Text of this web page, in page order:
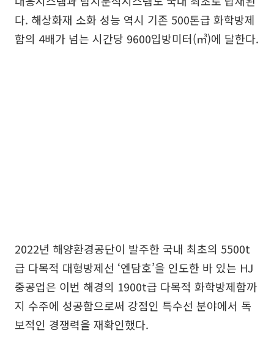
다. 해상화재 소화 성능 역시 기존 500톤급 화학방제
함의 4배가 넘는 시간당 9600입방미터(㎥)에 달한다.
2022년 해양환경공단이 발주한 국내 최초의 5500t
급 다목적 대형방제선 ‘엔담호’을 인도한 바 있는 HJ
중공업은 이번 해경의 1900t급 다목적 화학방제함까
지 수주에 성공함으로써 강점인 특수선 분야에서 독
보적인 경쟁력을 재확인했다.